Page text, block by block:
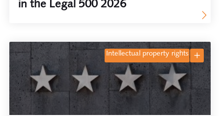
in the Legal 500 2026
intellectual property rights